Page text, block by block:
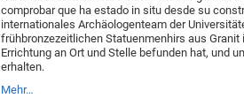
comprobar que ha estado in situ desde su
internationales Archäologenteam der
frühbronzezeitlichen Statuenmenhirs aus
Errichtung an Ort und Stelle befunden hat, und
erhalten.
Mehr…